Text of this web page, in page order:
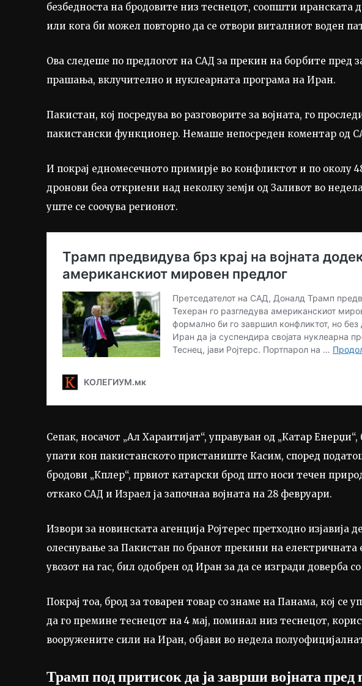
безбедноста на бродовите низ теснецот, соопшти иранската
или кога би можел повторно да се отвори виталниот воден
Ова следеше по предлогот на САД за прекин на борбите пред
прашања, вклучително и нуклеарната програма на Иран.
Пакистан, кој посредува во разговорите за војната, го
пакистански функционер. Немаше непосреден коментар од
И покрај едномесечното примирје во конфликтот и по околу
дронови беа откриени над неколку земји од Заливот во
уште се соочува регионот.
Сепак, носачот „Ал Хараитијат“, управуван од „Катар
упати кон пакистанското пристаниште Касим, според
бродови „Кплер“, првиот катарски брод што носи течен
откако САД и Израел ја започнаа војната на 28 февруари.
Извори за новинската агенција Ројтерес претходно изјавија
олеснување за Пакистан по бранот прекини на
увозот на гас, бил одобрен од Иран за да се изгради доверба
Покрај тоа, брод за товарен товар со знаме на Панама, кој се
да го премине теснецот на 4 мај, поминал низ теснецот,
вооружените сили на Иран, објави во недела
Трамп под притисок да ја заврши војната пред